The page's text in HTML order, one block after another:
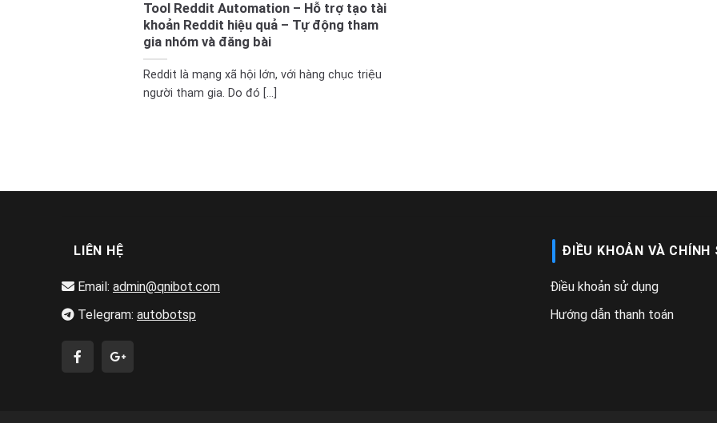
Tool Reddit Automation – Hỗ trợ tạo tài
khoản Reddit hiệu quả – Tự động tham
gia nhóm và đăng bài
Reddit là mạng xã hội lớn, với hàng chục triệu
người tham gia. Do đó [...]
LIÊN HỆ
Email: admin@qnibot.com
Telegram: autobotsp
ĐIỀU KHOẢN VÀ CHÍNH
Điều khoản sử dụng
Hướng dẫn thanh toán